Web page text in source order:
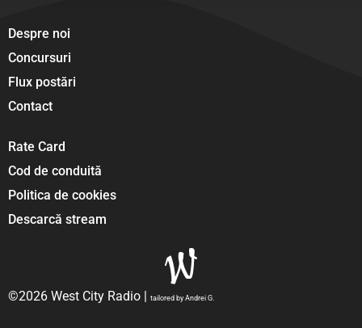
Despre noi
Concursuri
Flux postări
Contact
Rate Card
Cod de conduită
Politica de cookies
Descarcă stream
©2026 West City Radio | tailored by Andrei G.